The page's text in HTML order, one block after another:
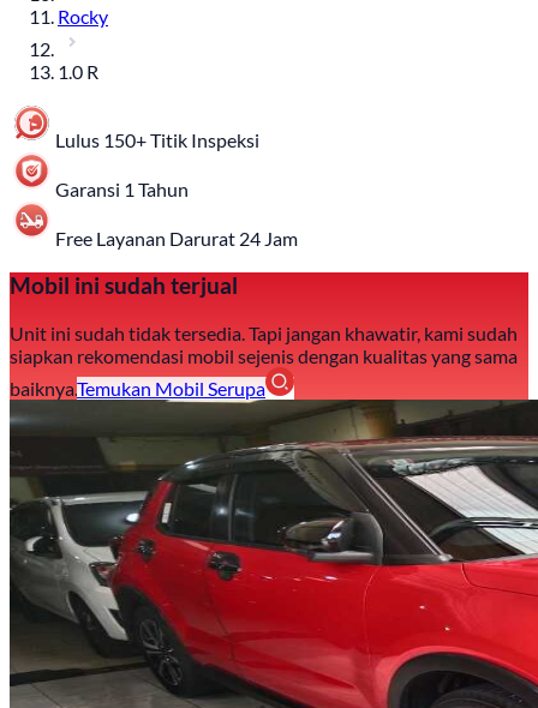
Rocky
1.0 R
Lulus 150+ Titik Inspeksi
Garansi 1 Tahun
Free Layanan Darurat 24 Jam
Mobil ini sudah terjual
Unit ini sudah tidak tersedia. Tapi jangan khawatir, kami sudah
siapkan rekomendasi mobil sejenis dengan kualitas yang sama
baiknya.Temukan Mobil Serupa